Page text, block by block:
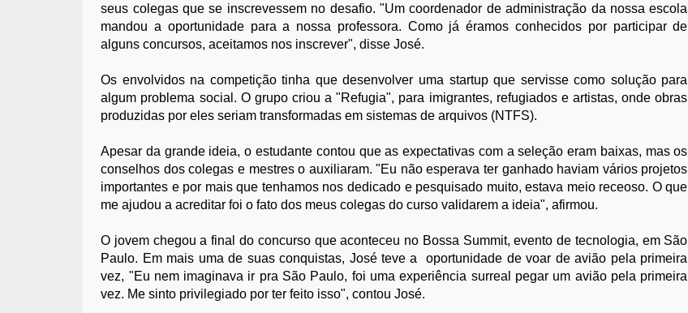
seus colegas que se inscrevessem no desafio. "Um coordenador de administração da nossa escola
mandou a oportunidade para a nossa professora. Como já éramos conhecidos por participar de
alguns concursos, aceitamos nos inscrever", disse José.
Os envolvidos na competição tinha que desenvolver uma startup que servisse como solução para
algum problema social. O grupo criou a "Refugia", para imigrantes, refugiados e artistas, onde obras
produzidas por eles seriam transformadas em sistemas de arquivos (NTFS).
Apesar da grande ideia, o estudante contou que as expectativas com a seleção eram baixas, mas os
conselhos dos colegas e mestres o auxiliaram. "Eu não esperava ter ganhado haviam vários projetos
importantes e por mais que tenhamos nos dedicado e pesquisado muito, estava meio receoso. O que
me ajudou a acreditar foi o fato dos meus colegas do curso validarem a ideia", afirmou.
O jovem chegou a final do concurso que aconteceu no Bossa Summit, evento de tecnologia, em São
Paulo. Em mais uma de suas conquistas, José teve a oportunidade de voar de avião pela primeira
vez, "Eu nem imaginava ir pra São Paulo, foi uma experiência surreal pegar um avião pela primeira
vez. Me sinto privilegiado por ter feito isso", contou José.